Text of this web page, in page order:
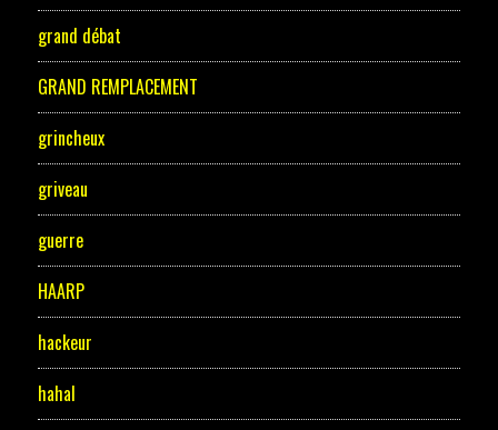
grand débat
GRAND REMPLACEMENT
grincheux
griveau
guerre
HAARP
hackeur
hahal